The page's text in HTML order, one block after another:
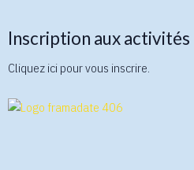
Inscription aux activités
Cliquez ici pour vous inscrire.